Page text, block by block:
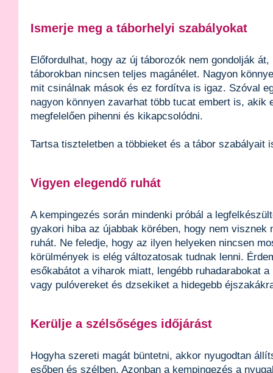
Ismerje meg a táborhelyi szabályokat
Előfordulhat, hogy az új táborozók nem gondolják
táborokban nincsen teljes magánélet. Nagyon
mit csinálnak mások és ez fordítva is igaz. Szóval
nagyon könnyen zavarhat több tucat embert is, akik
megfelelően pihenni és kikapcsolódni.
Tartsa tiszteletben a többieket és a tábor szabályait
Vigyen elegendő ruhát
A kempingezés során mindenki próbál a
gyakori hiba az újabbak körében, hogy nem visznek
ruhát. Ne feledje, hogy az ilyen helyeken nincsen
körülmények is elég változatosak tudnak lenni.
esőkabátot a viharok miatt, lengébb ruhadarabokat a
vagy pulóvereket és dzsekiket a hidegebb
Kerülje a szélsőséges időjárást
Hogyha szereti magát büntetni, akkor nyugodtan
esőben és szélben. Azonban a kempingezés a